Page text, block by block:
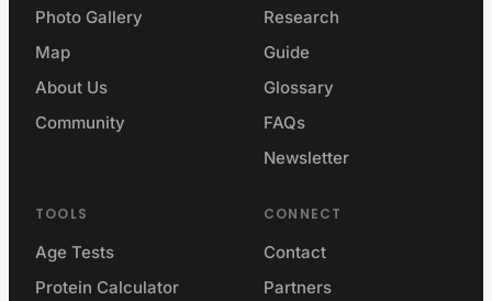
Photo Gallery
Map
About Us
Community
Research
Guide
Glossary
FAQs
Newsletter
TOOLS
Age Tests
Protein Calculator
CONNECT
Contact
Partners